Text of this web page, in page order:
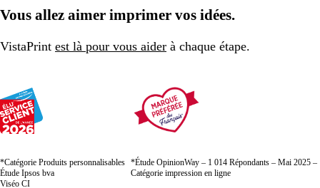
Vous allez aimer imprimer vos idées.
VistaPrint est là pour vous aider à chaque étape.
*Catégorie Produits personnalisables
Étude Ipsos bva
Viséo CI
*Étude OpinionWay – 1 014 Répondants – Mai 2025 –
Catégorie impression en ligne